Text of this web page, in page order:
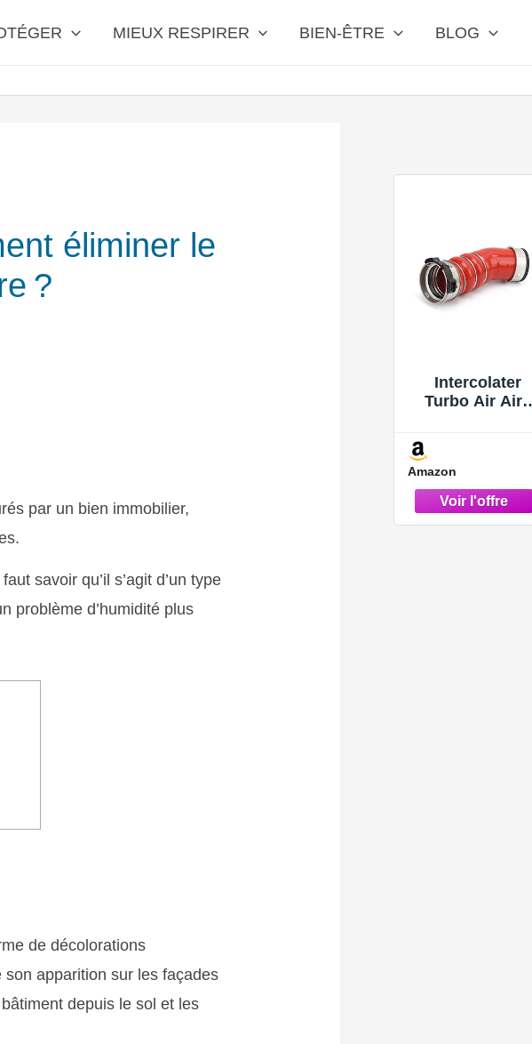
MIEUX RESPIRER BIEN-ÊTRE BLOG
éliminer le
?
par un bien immobilier,
savoir qu’il s’agit d’un type
problème d’humidité plus
de décolorations
apparition sur les façades
depuis le sol et les
Intercolater
Turbo Air Aird
de X5 3.0
2010
Amazon